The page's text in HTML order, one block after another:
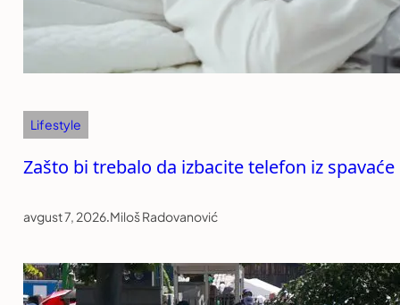
Lifestyle
Zašto bi trebalo da izbacite telefon iz
avgust 7, 2026.Miloš Radovanović